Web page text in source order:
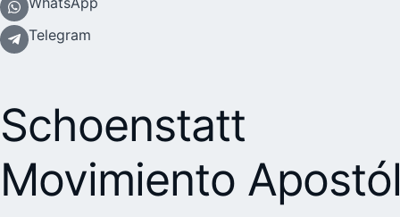
Telegram
Schoenstatt
Movimiento